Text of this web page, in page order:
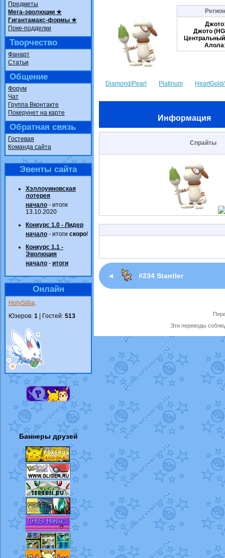
Предметы
Мега-эволюции ★
Гигантамакс-формы ★
Поке-подделки
Творчество
Фанарт
Статьи
Общение
Форум
Чат
Группа Вконтакте
Покерунет на карте
Обратная связь
Гостевая
Команда сайта
Эвенты сайта
Хэллоуиновская
лотерея
начало - итоги
13.10.2020
Конкурс 1.0 - Лидер
начало - итоги скоро!
Конкурс 1.1 -
Эволюция
начало - итоги
Онлайн
HolySillia.
Юзеров: 1 | Гостей: 513
Баннеры друзей
Джото
Джото
Алола
Diamond/Pearl Platinum
Информация
Спрайты
◄ #234 Stantler
Эти переводы